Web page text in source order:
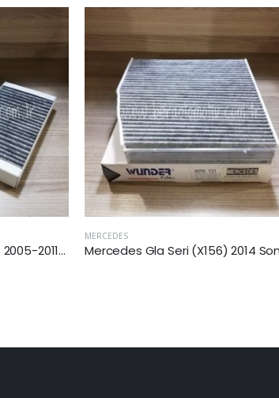
Mercedes Gla Seri (X156) 2014 Sonrası Karbonlu Kabin Filtresi
MERCEDES